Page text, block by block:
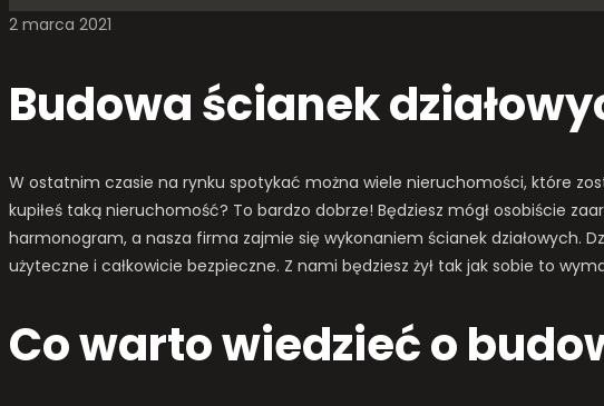
2 marca 2021
Budowa ścianek
W ostatnim czasie na rynku spotykać można wiele nieruchomości, które
kupiłeś taką nieruchomość? To bardzo dobrze! Będziesz mógł osobiście
harmonogram, a nasza firma zajmie się wykonaniem ścianek działowych.
użyteczne i całkowicie bezpieczne. Z nami będziesz żył tak jak sobie to
Co warto wiedzieć o